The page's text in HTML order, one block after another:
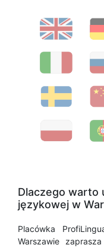
Dlaczego warto
językowej w
Placówka
Warszawie